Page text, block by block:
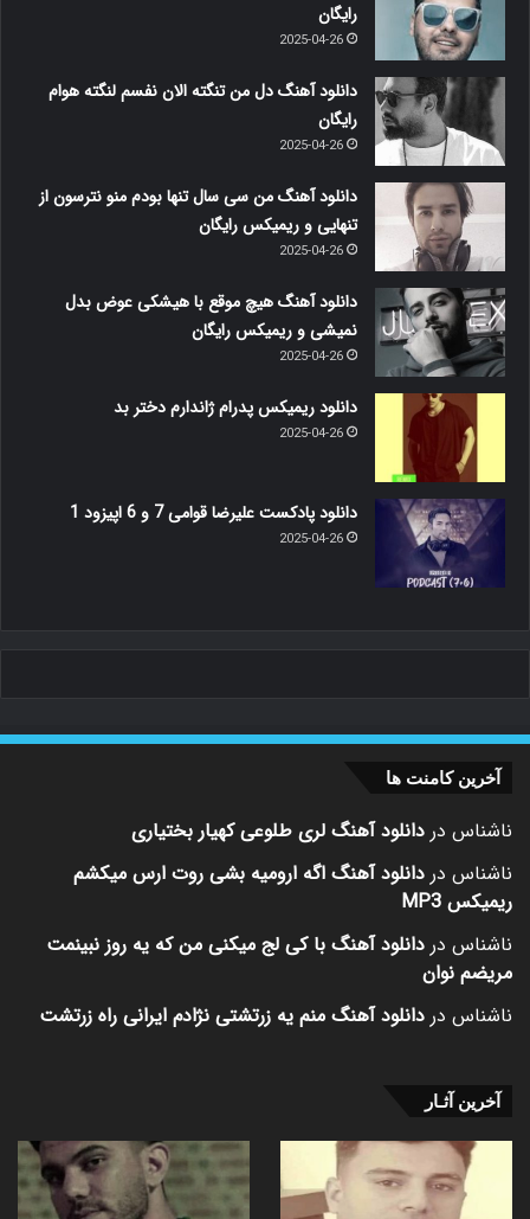
رایگان
2025-04-26
دانلود آهنگ دل من تنگته الان نفسم لنگته هوام
رایگان
2025-04-26
دانلود آهنگ من سی سال تنها بودم منو نترسون از
تنهایی و ریمیکس رایگان
2025-04-26
دانلود آهنگ هیچ موقع با هیشکی عوض بدل
نمیشی و ریمیکس رایگان
2025-04-26
دانلود ریمیکس پدرام ژاندارم دختر بد
2025-04-26
دانلود پادکست علیرضا قوامی 7 و 6 اپیزود 1
2025-04-26
آخرین کامنت ها
ناشناس در دانلود آهنگ لری طلوعی کهیار بختیاری
ناشناس در دانلود آهنگ اگه ارومیه بشی روت ارس میکشم
ریمیکس MP3
ناشناس در دانلود آهنگ با کی لج میکنی من که یه روز نبینمت
مریضم نوان
ناشناس در دانلود آهنگ منم یه زرتشتی نژادم ایرانی راه زرتشت
آخرین آثـار